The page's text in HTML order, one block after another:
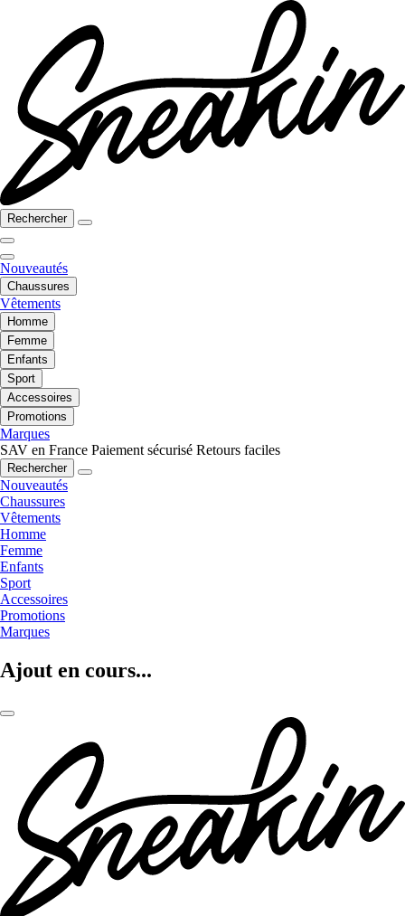
Rechercher
Nouveautés
Chaussures
Vêtements
Homme
Femme
Enfants
Sport
Accessoires
Promotions
Marques
SAV en France Paiement sécurisé Retours faciles
Rechercher
Nouveautés
Chaussures
Vêtements
Homme
Femme
Enfants
Sport
Accessoires
Promotions
Marques
Ajout en cours...